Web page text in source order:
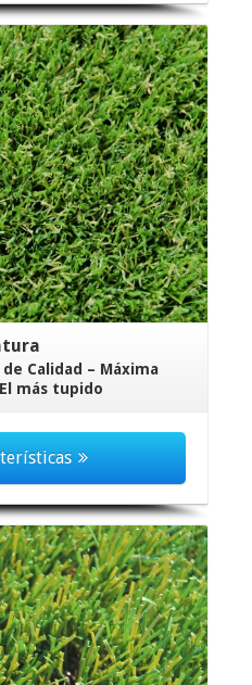
Calidad – Máxima
más tupido